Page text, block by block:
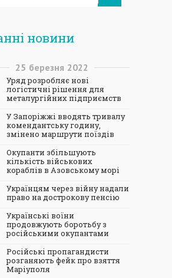
новини
25 березня 2022
Уряд розробляє нові
логістичні рішення для
металургійних підприємств
У Запоріжжі вводять тривалу
комендантську годину,
змінено маршрути поїздів
Окупанти збільшують
кількість військових
кораблів в Азовському морі
Українцям через війну надали
право на дострокову пенсію
Українські воїни
продовжують боротьбу з
російськими окупантами
Російські пропагандисти
розганяють фейк про взяття
Маріуполя